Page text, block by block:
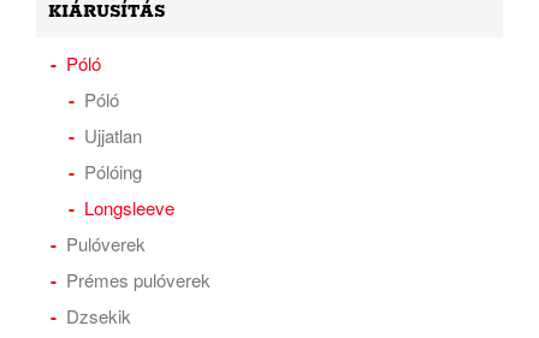
KIÁRUSÍTÁS
Póló
Póló
Ujjatlan
Pólóing
Longsleeve
Pulóverek
Prémes pulóverek
Dzsekik